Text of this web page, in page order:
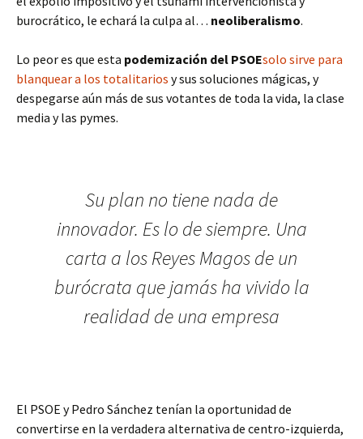
burocrático, le echará la culpa al… neoliberalismo.
Lo peor es que esta podemización del PSOEsolo sirve para
blanquear a los totalitarios y sus soluciones mágicas, y
despegarse aún más de sus votantes de toda la vida, la clase
media y las pymes.
Su plan no tiene nada de
innovador. Es lo de siempre. Una
carta a los Reyes Magos de un
burócrata que jamás ha vivido la
realidad de una empresa
El PSOE y Pedro Sánchez tenían la oportunidad de
convertirse en la verdadera alternativa de centro-izquierda,